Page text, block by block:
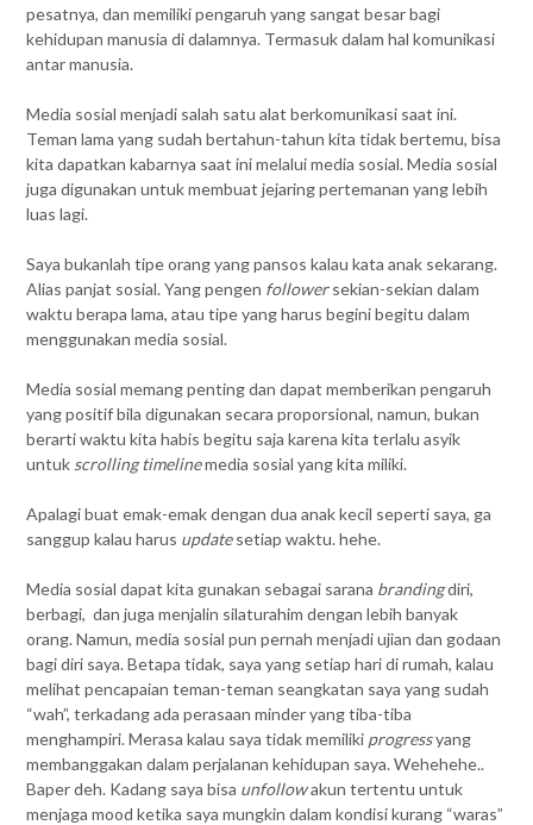
pesatnya, dan memiliki pengaruh yang sangat besar bagi
kehidupan manusia di dalamnya. Termasuk dalam hal komunikasi
antar manusia.
Media sosial menjadi salah satu alat berkomunikasi saat ini.
Teman lama yang sudah bertahun-tahun kita tidak bertemu, bisa
kita dapatkan kabarnya saat ini melalui media sosial. Media sosial
juga digunakan untuk membuat jejaring pertemanan yang lebih
luas lagi.
Saya bukanlah tipe orang yang pansos kalau kata anak sekarang.
Alias panjat sosial. Yang pengen followersekian-sekian dalam
waktu berapa lama, atau tipe yang harus begini begitu dalam
menggunakan media sosial.
Media sosial memang penting dan dapat memberikan pengaruh
yang positif bila digunakan secara proporsional, namun, bukan
berarti waktu kita habis begitu saja karena kita terlalu asyik
untuk scrolling timelinemedia sosial yang kita miliki.
Apalagi buat emak-emak dengan dua anak kecil seperti saya, ga
sanggup kalau harus updatesetiap waktu. hehe.
Media sosial dapat kita gunakan sebagai sarana brandingdiri,
berbagi, dan juga menjalin silaturahim dengan lebih banyak
orang. Namun, media sosial pun pernah menjadi ujian dan godaan
bagi diri saya. Betapa tidak, saya yang setiap hari di rumah, kalau
melihat pencapaian teman-teman seangkatan saya yang sudah
“wah”, terkadang ada perasaan minder yang tiba-tiba
menghampiri. Merasa kalau saya tidak memiliki progressyang
membanggakan dalam perjalanan kehidupan saya. Wehehehe..
Baper deh. Kadang saya bisa unfollowakun tertentu untuk
menjaga mood ketika saya mungkin dalam kondisi kurang “waras”